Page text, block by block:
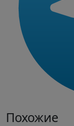
Похожие